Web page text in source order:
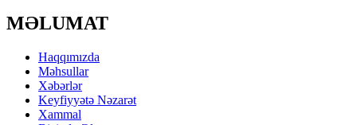
MƏLUMAT
Haqqımızda
Məhsullar
Xəbərlər
Keyfiyyətə Nəzarət
Xammal